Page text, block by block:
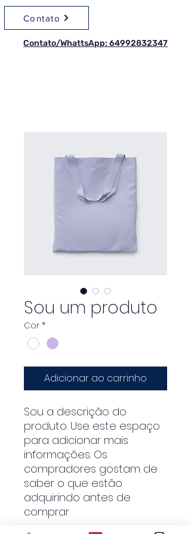
Contato
Contato/WhattsApp: 64992832347
Sou um produto
Cor *
Adicionar ao carrinho
Sou a descrição do
produto. Use este espaço
para adicionar mais
informações. Os
compradores gostam de
saber o que estão
adquirindo antes de
comprar.